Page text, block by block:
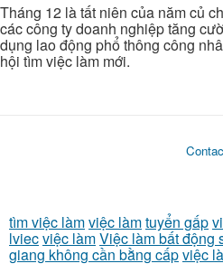
Tháng 12 là tất niên của năm củ
các công ty doanh nghiệp tăng
dụng lao động phổ thông công
hội tìm việc làm mới.
tìm việc làmviệc làmtuyển gấp
lviecviệc làmViệc làm bất động
giang không cần bằng cấpviệc